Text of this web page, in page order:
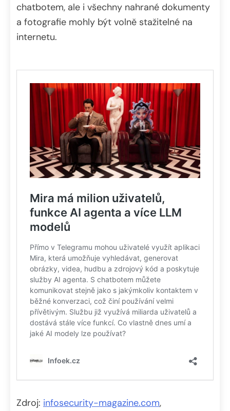
chatbotem, ale i všechny nahrané dokumenty
a fotografie mohly být volně stažitelné na
internetu.
Zdroj: infosecurity-magazine.com,